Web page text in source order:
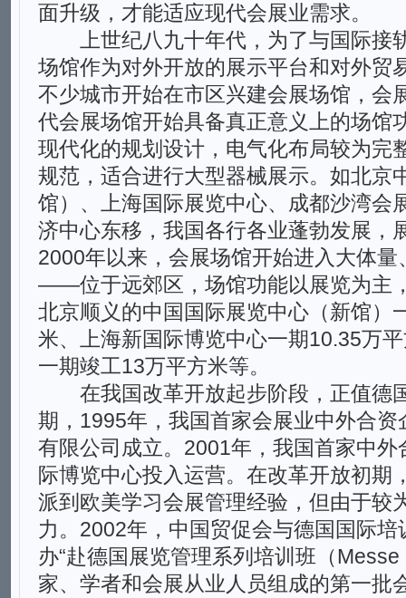
面升级，才能适应现代会展业需求。
上世纪八九十年代，为了与国际接
场馆作为对外开放的展示平台和对外贸
不少城市开始在市区兴建会展场馆，会
代会展场馆开始具备真正意义上的场
现代化的规划设计，电气化布局较为完
规范，适合进行大型器械展示。如北京
馆）、上海国际展览中心、成都沙湾会
济中心东移，我国各行各业蓬勃发展，
2000年以来，会展场馆开始进入大体
——位于远郊区，场馆功能以展览为主
北京顺义的中国国际展览中心（新馆）
米、上海新国际博览中心一期10.35万
一期竣工13万平方米等。
在我国改革开放起步阶段，正值德
期，1995年，我国首家会展业中外合
有限公司成立。2001年，我国首家中
际博览中心投入运营。在改革开放初期
派到欧美学习会展管理经验，但由于较
力。2002年，中国贸促会与德国国际
办“赴德国展览管理系列培训班（
家、学者和会展从业人员组成的第一批